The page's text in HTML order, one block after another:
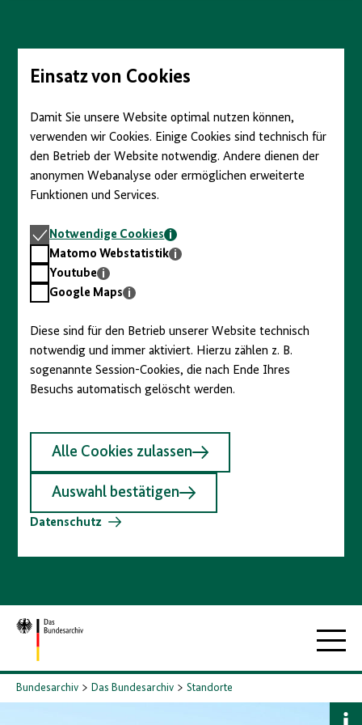
Seiteninhalt
springenEinsatz von Cookies
Damit Sie unsere Website optimal nutzen können,
verwenden wir Cookies. Einige Cookies sind technisch für
den Betrieb der Website notwendig. Andere dienen der
anonymen Webanalyse oder ermöglichen erweiterte
Funktionen und Services.
Notwendige
Cookies
Notwendige Cookies
Matomo
Webstatistik
Matomo Webstatistik
Youtube
Youtube
GoogleGoogle Maps
Diese sind für den Betrieb unserer Website technisch
notwendig und immer aktiviert. Hierzu zählen z. B.
sogenannte Session-Cookies, die nach Ende Ihres
Besuchs automatisch gelöscht werden.
Alle Cookies zulassen
Auswahl bestätigen
Datenschutz
Zur
Startseite
Bundesarchiv Das Bundesarchiv Standorte